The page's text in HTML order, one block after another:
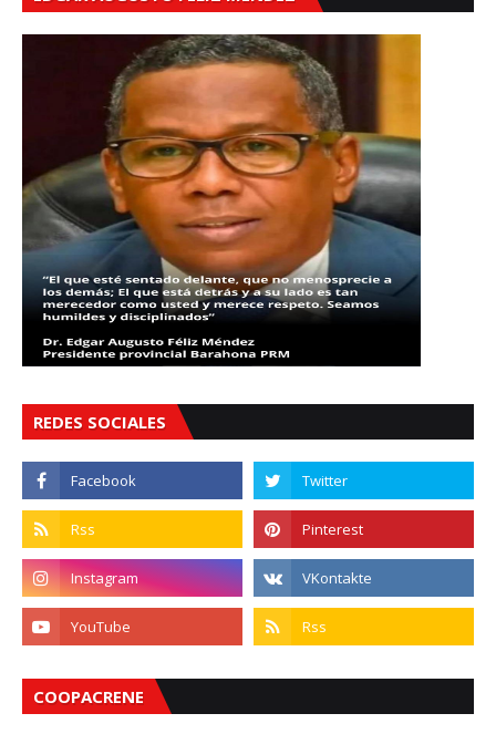
REDES SOCIALES
COOPACRENE